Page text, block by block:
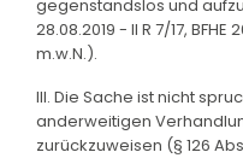
gegenstandslos und
28.08.2019 - II R 7/17, BFHE
m.w.N.).
III. Die Sache ist nicht
anderweitigen
zurückzuweisen (§ 126